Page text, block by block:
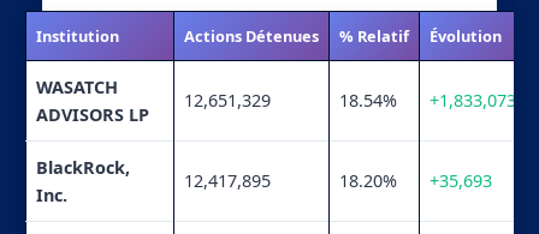
Institution Actions Détenues % Relatif Évolution
WASATCH
ADVISORS LP
12,651,329 18.54% +1,833,073
BlackRock,
Inc.
12,417,895 18.20% +35,693